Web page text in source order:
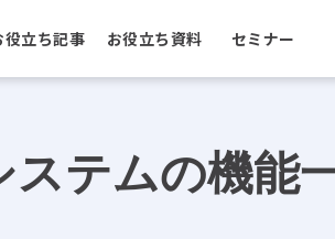
役立ち記事 お役立ち資料 セミナー
ステムの機能